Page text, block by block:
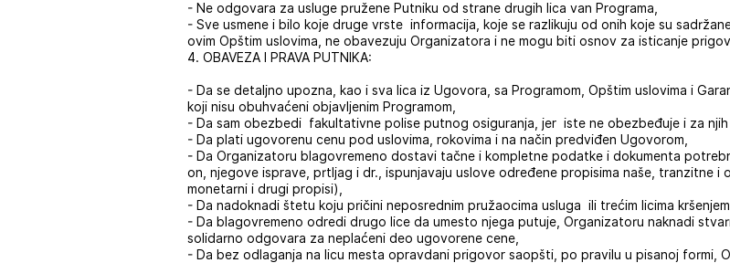
- Ne odgovara za usluge pružene Putniku od strane drugih lica van Programa,
- Sve usmene i bilo koje druge vrste informacija, koje se razlikuju od onih koje su
ovim Opštim uslovima, ne obavezuju Organizatora i ne mogu biti osnov za isticanje
4. OBAVEZA I PRAVA PUTNIKA:
- Da se detaljno upozna, kao i sva lica iz Ugovora, sa Programom, Opštim uslovima i
koji nisu obuhvaćeni objavljenim Programom,
- Da sam obezbedi fakultativne polise putnog osiguranja, jer iste ne obezbeđuje i za
- Da plati ugovorenu cenu pod uslovima, rokovima i na način predviđen Ugovorom,
- Da Organizatoru blagovremeno dostavi tačne i kompletne podatke i dokumenta
on, njegove isprave, prtljag i dr., ispunjavaju uslove određene propisima naše, tranzitne i
monetarni i drugi propisi),
- Da nadoknadi štetu koju pričini neposrednim pružaocima usluga ili trećim licima
- Da blagovremeno odredi drugo lice da umesto njega putuje, Organizatoru naknadi
solidarno odgovara za neplaćeni deo ugovorene cene,
- Da bez odlaganja na licu mesta opravdani prigovor saopšti, po pravilu u pisanoj formi,